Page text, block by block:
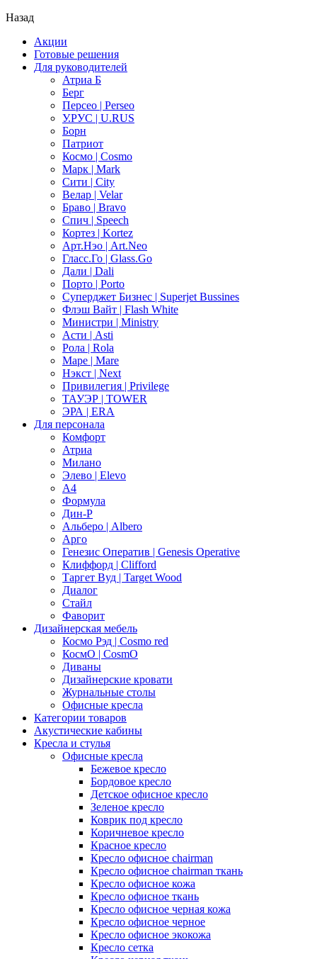
Назад
Акции
Готовые решения
Для руководителей
Атриа Б
Берг
Персео | Perseo
У.РУС | U.RUS
Борн
Патриот
Космо | Cosmo
Марк | Mark
Сити | City
Велар | Velar
Браво | Bravo
Спич | Speech
Кортез | Kortez
Арт.Нэо | Art.Neo
Гласс.Го | Glass.Go
Дали | Dali
Порто | Porto
Суперджет Бизнес | Superjet Bussines
Флэш Вайт | Flash White
Министри | Ministry
Асти | Asti
Рола | Rola
Маре | Mare
Нэкст | Next
Привилегия | Privilege
ТАУЭР | TOWER
ЭРА | ERA
Для персонала
Комфорт
Атриа
Милано
Элево | Elevo
А4
Формула
Дин-Р
Альберо | Albero
Арго
Генезис Оператив | Genesis Operative
Клиффорд | Clifford
Таргет Вуд | Target Wood
Диалог
Стайл
Фаворит
Дизайнерская мебель
Космо Рэд | Cosmo red
КосмО | CosmO
Диваны
Дизайнерские кровати
Журнальные столы
Офисные кресла
Категории товаров
Акустические кабины
Кресла и стулья
Офисные кресла
Бежевое кресло
Бордовое кресло
Детское офисное кресло
Зеленое кресло
Коврик под кресло
Коричневое кресло
Красное кресло
Кресло офисное chairman
Кресло офисное chairman ткань
Кресло офисное кожа
Кресло офисное ткань
Кресло офисное черная кожа
Кресло офисное черное
Кресло офисное экокожа
Кресло сетка